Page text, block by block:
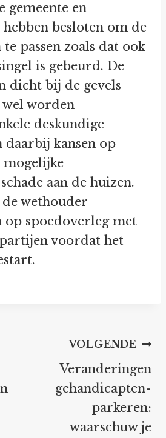
gemeente en
besloten om de
passen zoals dat ook
is gebeurd. De
dicht bij de gevels
worden
deskundige
daarbij kansen op
mogelijke
aan de huizen.
wethouder
op spoedoverleg met
voordat het
VOLGENDE
Veranderingen
gehandicapten-
parkeren:
waarschuw je